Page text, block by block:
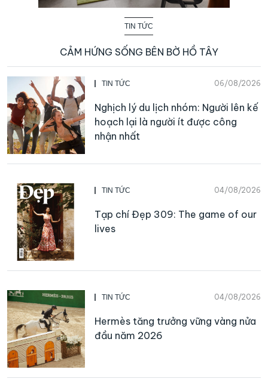
TIN TỨC
CẢM HỨNG SỐNG BÊN BỜ HỒ TÂY
TIN TỨC 06/08/2026
Nghịch lý du lịch nhóm: Người lên kế
hoạch lại là người ít được công
nhận nhất
TIN TỨC 04/08/2026
Tạp chí Đẹp 309: The game of our
lives
TIN TỨC 04/08/2026
Hermès tăng trưởng vững vàng nửa
đầu năm 2026